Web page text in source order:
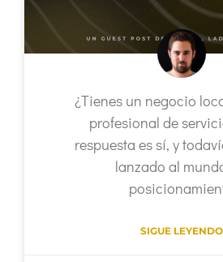
¿Tienes un negocio
profesional de
respuesta es sí, y
lanzado al
SIGUE LEYENDO